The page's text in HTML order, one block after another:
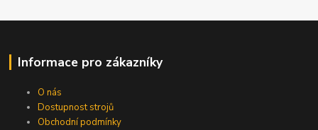
Informace pro zákazníky
O nás
Dostupnost strojů
Obchodní podmínky